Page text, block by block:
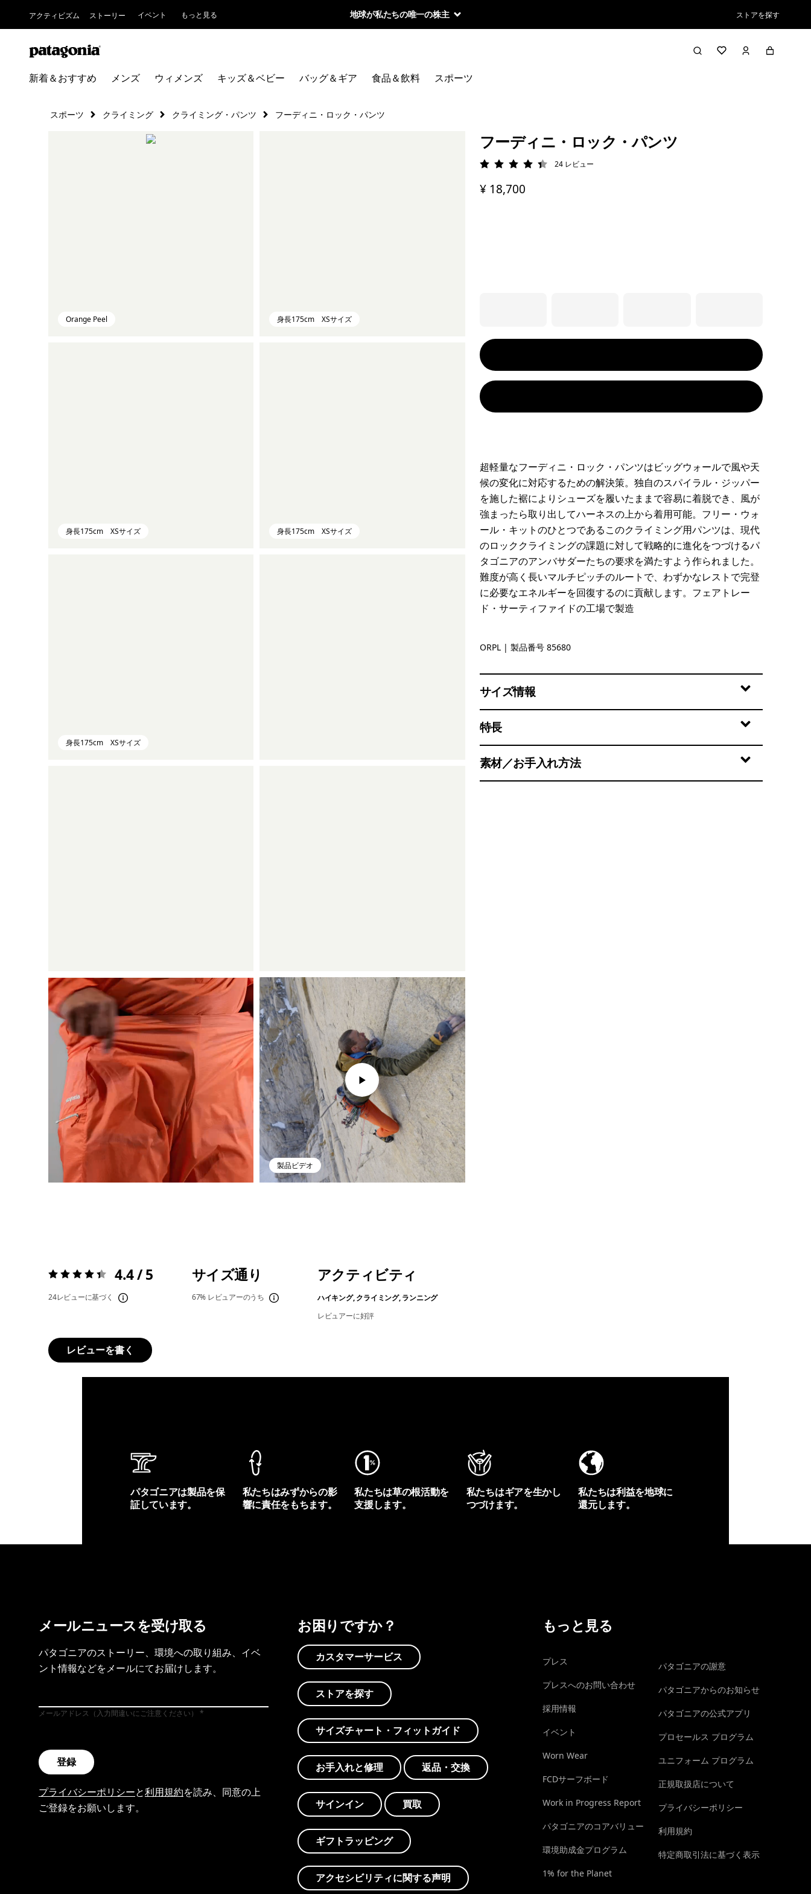
アクティビズム ストーリー イベント もっと見る 地球が私たちの唯一の株主 ストアを探す
新着＆おすすめ メンズ ウィメンズ キッズ＆ベビー バッグ＆ギア 食品＆飲料 スポーツ
スポーツ クライミング クライミング・パンツ フーディニ・ロック・パンツ
Orange Peel 身長175cm XSサイズ
身長175cm XSサイズ 身長175cm XSサイズ
身長175cm XSサイズ
製品ビデオ
フーディニ・ロック・パンツ
評価: 4.4 / 5
24 レビュー
¥ 18,700
超軽量なフーディニ・ロック・パンツはビッグウォールで風や天
候の変化に対応するための解決策。独自のスパイラル・ジッパー
を施した裾によりシューズを履いたままで容易に着脱でき、風が
強まったら取り出してハーネスの上から着用可能。フリー・ウォ
ール・キットのひとつであるこのクライミング用パンツは、現代
のロッククライミングの課題に対して戦略的に進化をつづけるパ
タゴニアのアンバサダーたちの要求を満たすよう作られました。
難度が高く長いマルチピッチのルートで、わずかなレストで完登
に必要なエネルギーを回復するのに貢献します。フェアトレー
ド・サーティファイドの工場で製造
Orange Peel
ORPL | 製品番号 85680
サイズ情報
特長
素材／お手入れ方法
評価:4.4 / 5 4.4 / 5
24レビューに基づく
サイズ通り
67% レビュアーのうち
アクティビティ
ハイキング, クライミング, ランニング
レビュアーに好評
レビューを書く
パタゴニアは製品を保
証しています。
私たちはみずからの影
響に責任をもちます。
私たちは草の根活動を
支援します。
私たちはギアを生かし
つづけます。
私たちは利益を地球に
還元します。
メールニュースを受け取る
パタゴニアのストーリー、環境への取り組み、イベ
ント情報などをメールにてお届けします。
メールアドレス（入力間違いにご注意ください）
登録
プライバシーポリシーと利用規約を読み、同意の上
ご登録をお願いします。
お困りですか？
カスタマーサービス
ストアを探す
サイズチャート・フィットガイド
お手入れと修理 返品・交換
サインイン 買取
ギフトラッピング
アクセシビリティに関する声明
もっと見る
プレス
プレスへのお問い合わせ
採用情報
イベント
Worn Wear
FCDサーフボード
Work in Progress Report
パタゴニアのコアバリュー
環境助成金プログラム
1% for the Planet
パタゴニアの謝意
パタゴニアからのお知らせ
パタゴニアの公式アプリ
プロセールス プログラム
ユニフォーム プログラム
正規取扱店について
プライバシーポリシー
利用規約
特定商取引法に基づく表示